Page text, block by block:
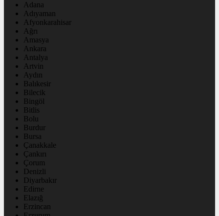
Adana
Adıyaman
Afyonkarahisar
Ağrı
Amasya
Ankara
Antalya
Artvin
Aydın
Balıkesir
Bilecik
Bingöl
Bitlis
Bolu
Burdur
Bursa
Çanakkale
Çankırı
Çorum
Denizli
Diyarbakır
Edirne
Elazığ
Erzincan